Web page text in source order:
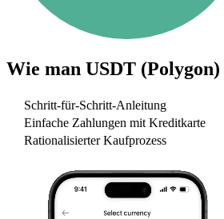
Wie man USDT (Polygon)
Schritt-für-Schritt-Anleitung
Einfache Zahlungen mit Kreditkarte
Rationalisierter Kaufprozess